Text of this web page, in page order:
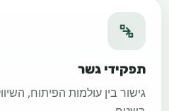
תפקידי גשר
גישור בין עולמות הפיתוח,